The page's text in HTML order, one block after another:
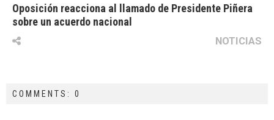
Oposición reacciona al llamado de Presidente Piñera
sobre un acuerdo nacional
NOTICIAS
COMMENTS: 0